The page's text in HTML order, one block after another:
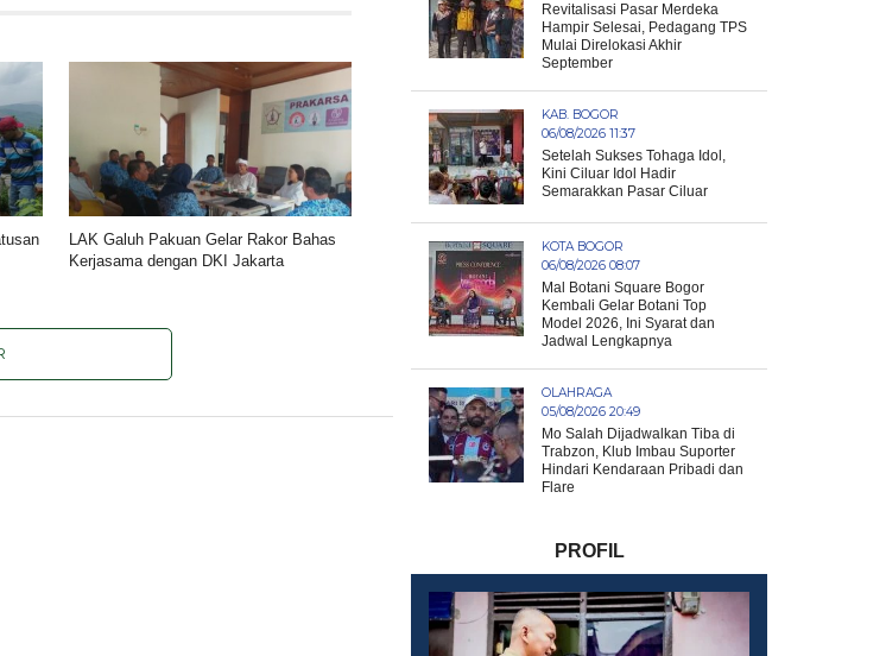
LAK Galuh Pakuan Gelar Rakor Bahas
Kerjasama dengan DKI Jakarta
Revitalisasi Pasar Merdeka
Hampir Selesai, Pedagang TPS
Mulai Direlokasi Akhir
September
KAB. BOGOR
06/08/2026 11:37
Setelah Sukses Tohaga Idol,
Kini Ciluar Idol Hadir
Semarakkan Pasar Ciluar
KOTA BOGOR
06/08/2026 08:07
Mal Botani Square Bogor
Kembali Gelar Botani Top
Model 2026, Ini Syarat dan
Jadwal Lengkapnya
OLAHRAGA
05/08/2026 20:49
Mo Salah Dijadwalkan Tiba di
Trabzon, Klub Imbau Suporter
Hindari Kendaraan Pribadi dan
Flare
PROFIL